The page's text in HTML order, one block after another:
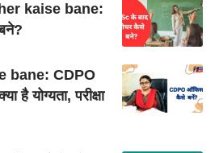
kaise bane:
bane: CDPO
योग्यता, परीक्षा